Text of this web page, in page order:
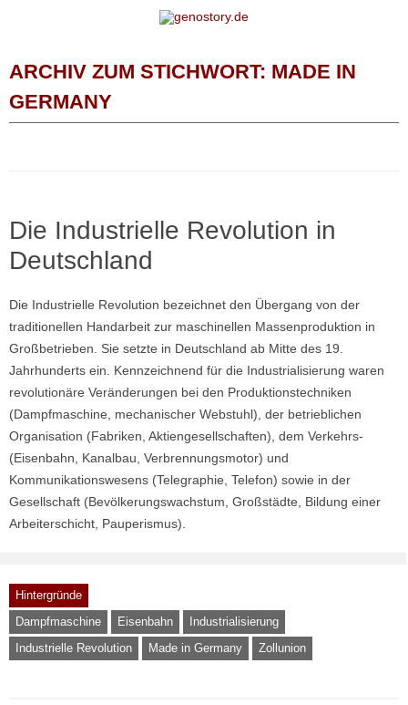
ARCHIV ZUM STICHWORT: MADE IN
GERMANY
Die Industrielle Revolution in
Deutschland
Die Industrielle Revolution bezeichnet den Übergang von der
traditionellen Handarbeit zur maschinellen Massenproduktion in
Großbetrieben. Sie setzte in Deutschland ab Mitte des 19.
Jahrhunderts ein. Kennzeichnend für die Industrialisierung waren
revolutionäre Veränderungen bei den Produktionstechniken
(Dampfmaschine, mechanischer Webstuhl), der betrieblichen
Organisation (Fabriken, Aktiengesellschaften), dem Verkehrs-
(Eisenbahn, Kanalbau, Verbrennungsmotor) und
Kommunikationswesens (Telegraphie, Telefon) sowie in der
Gesellschaft (Bevölkerungswachstum, Großstädte, Bildung einer
Arbeiterschicht, Pauperismus).
Hintergründe
Dampfmaschine
Eisenbahn
Industrialisierung
Industrielle Revolution
Made in Germany Zollunion